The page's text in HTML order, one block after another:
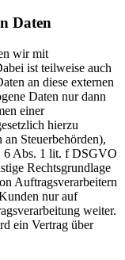
Daten
wir mit
ist teilweise auch
an diese externen
Daten nur dann
einer
hierzu
Steuerbehörden),
6 Abs. 1 lit. f DSGVO
Rechtsgrundlage
Auftragsverarbeitern
nur auf
weiter.
ein Vertrag über